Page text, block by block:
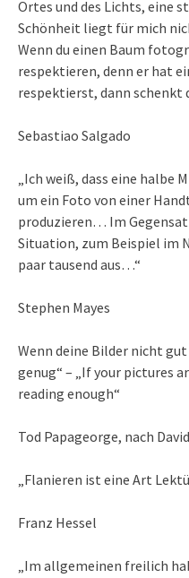
Ortes und des Lichts, eine
Schönheit liegt für mich
Wenn du einen Baum
respektieren, denn er hat
respektierst, dann schenkt
Sebastiao Salgado
„Ich weiß, dass eine halbe
um ein Foto von einer
produzieren… Im
Situation, zum Beispiel im
paar tausend aus…“
Stephen Mayes
Wenn deine Bilder nicht
genug“ – „If your pictures
reading enough“
Tod Papageorge, nach
„Flanieren ist eine Art
Franz Hessel
„Im allgemeinen freilich